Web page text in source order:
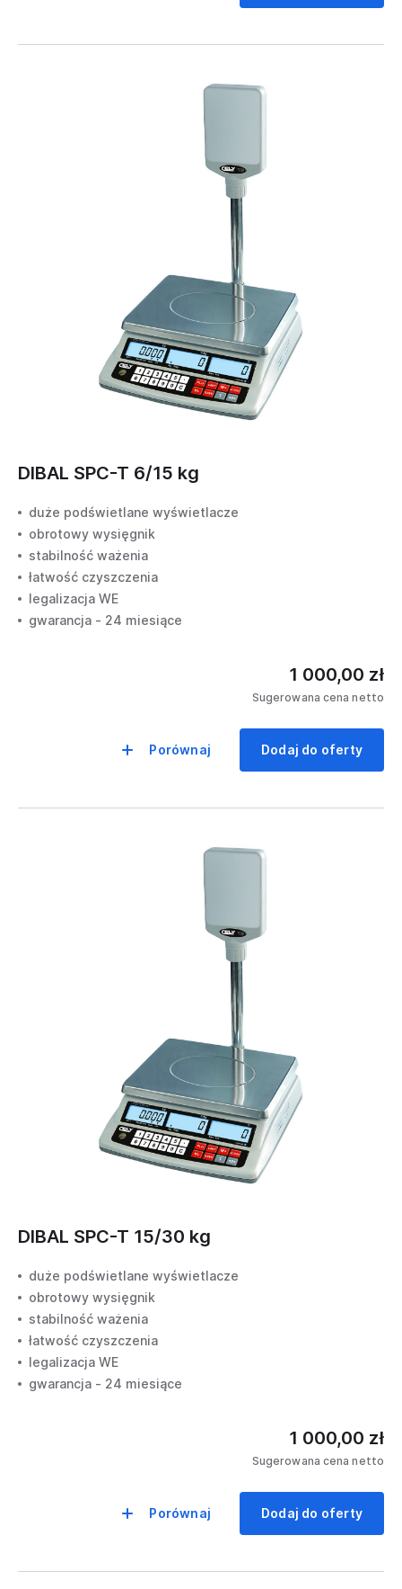
DIBAL SPC-T 6/15 kg
duże podświetlane wyświetlacze
obrotowy wysięgnik
stabilność ważenia
łatwość czyszczenia
legalizacja WE
gwarancja - 24 miesiące
1 000,00 zł
Sugerowana cena netto
Porównaj Dodaj do oferty
DIBAL SPC-T 15/30 kg
duże podświetlane wyświetlacze
obrotowy wysięgnik
stabilność ważenia
łatwość czyszczenia
legalizacja WE
gwarancja - 24 miesiące
1 000,00 zł
Sugerowana cena netto
Porównaj Dodaj do oferty